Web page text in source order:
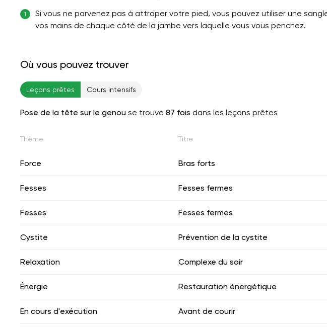
1
Si vous ne parvenez pas à attraper votre pied, vous pouvez utiliser une
vos mains de chaque côté de la jambe vers laquelle vous vous penchez.
Où vous pouvez trouver
Leçons prêtes Cours intensifs
Pose de la tête sur le genou se trouve 87 fois dans les leçons prêtes
Thème Titre
Force Bras forts
Fesses Fesses fermes
Fesses Fesses fermes
Cystite Prévention de la cystite
Relaxation Complexe du soir
Énergie Restauration énergétique
En cours d'exécution Avant de courir